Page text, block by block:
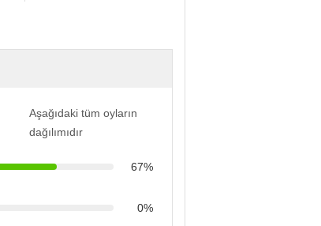
Aşağıdaki tüm oyların
dağılımıdır
67%
0%